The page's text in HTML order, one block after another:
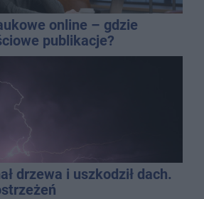
online – gdzie
publikacje?
drzewa i uszkodził dach.